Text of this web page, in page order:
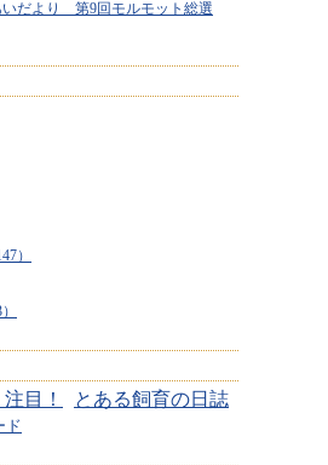
だより 第9回モルモット総選
）
注目！
とある飼育の日誌
ド